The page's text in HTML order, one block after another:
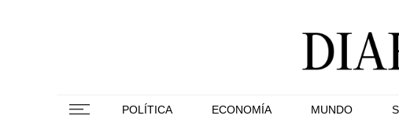
POLÍTICA ECONOMÍA MUNDO